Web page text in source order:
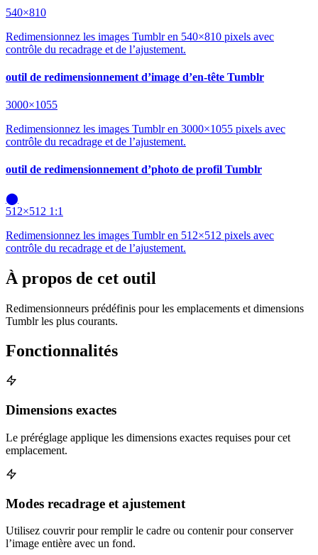
540×810
Redimensionnez les images Tumblr en 540×810 pixels avec
contrôle du recadrage et de l’ajustement.
outil de redimensionnement d’image d’en-tête Tumblr
3000×1055
Redimensionnez les images Tumblr en 3000×1055 pixels avec
contrôle du recadrage et de l’ajustement.
outil de redimensionnement d’photo de profil Tumblr
⬤
512×512 1:1
Redimensionnez les images Tumblr en 512×512 pixels avec
contrôle du recadrage et de l’ajustement.
À propos de cet outil
Redimensionneurs prédéfinis pour les emplacements et dimensions
Tumblr les plus courants.
Fonctionnalités
Dimensions exactes
Le préréglage applique les dimensions exactes requises pour cet
emplacement.
Modes recadrage et ajustement
Utilisez couvrir pour remplir le cadre ou contenir pour conserver
l’image entière avec un fond.